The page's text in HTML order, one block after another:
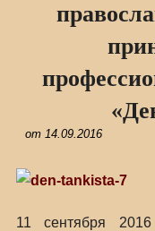
от 14.09.2016
11 сентября